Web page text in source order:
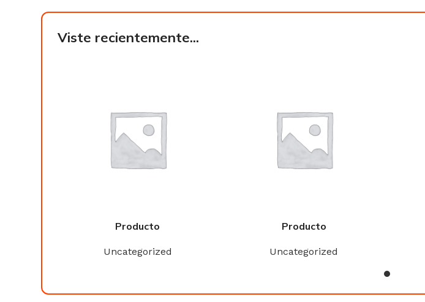
Viste recientemente...
Producto
Uncategorized
Producto
Uncategorized